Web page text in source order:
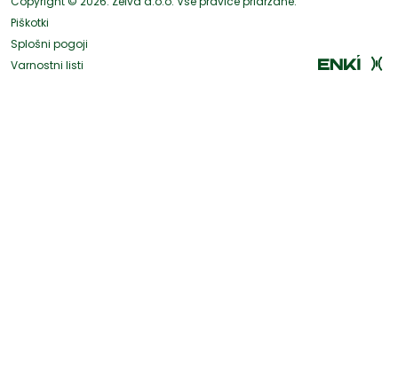
Piškotki
Splošni pogoji
Varnostni listi